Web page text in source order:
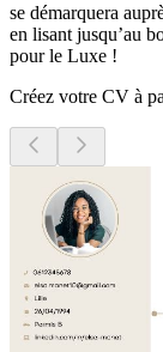
se démarquera
en lisant jusqu’au
pour le Luxe !
Créez votre CV à